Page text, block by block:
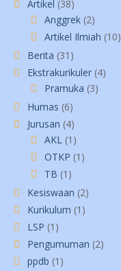
Artikel (38)
Anggrek (2)
Artikel Ilmiah (10)
Berita (31)
Ekstrakurikuler (4)
Pramuka (3)
Humas (6)
Jurusan (4)
AKL (1)
OTKP (1)
TB (1)
Kesiswaan (2)
Kurikulum (1)
LSP (1)
Pengumuman (2)
ppdb (1)